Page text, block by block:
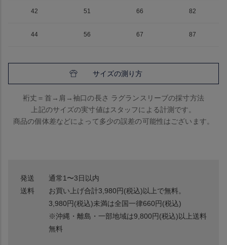
42 51 66 82
44 56 67 87
サイズの測り方
裄丈＝首→肩→袖口の長さ ラグランスリーブの採寸方法
上記のサイズの実寸値はスタッフによる計測です。
商品の個体差などによって多少の誤差の可能性はございます。
発送
通常1〜3日以内
送料
お買い上げ合計3,980円(税込)以上で無料。
3,980円(税込)未満は全国一律660円(税込)
※沖縄・離島・一部地域は9,800円(税込)以上送料
無料